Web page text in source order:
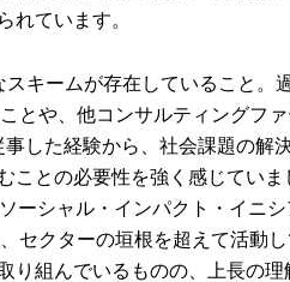
れています。
キームが存在していること。
とや、他コンサルティングファ
した経験から、社会課題の解
ことの必要性を強く感じていま
ーシャル・インパクト・イニシ
セクターの垣根を超えて活動
り組んでいるものの、上長の理